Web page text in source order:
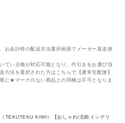
お会計時の配送方法選択画面でメーカー直送便
ている物が対応可能となり、代引きをお選び頂
方法を選択された方はこちらで【通常宅配便】
に★マークのない商品との同梱は不可となりま